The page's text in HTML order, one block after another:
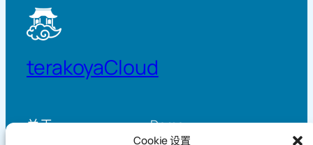
Cookie 设置
terakoyaCloud
关于
Demo